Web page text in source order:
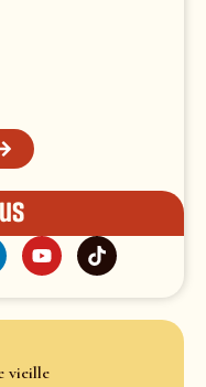
vieille